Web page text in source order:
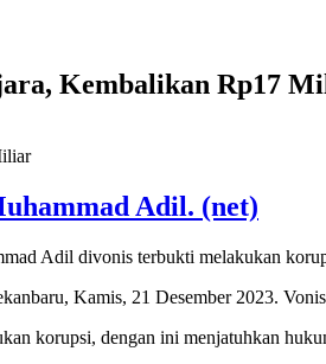
Kembalikan Rp17
Adil. (net)
Adil divonis terbukti melakukan
Kamis, 21 Desember 2023.
korupsi, dengan ini menjatuhkan